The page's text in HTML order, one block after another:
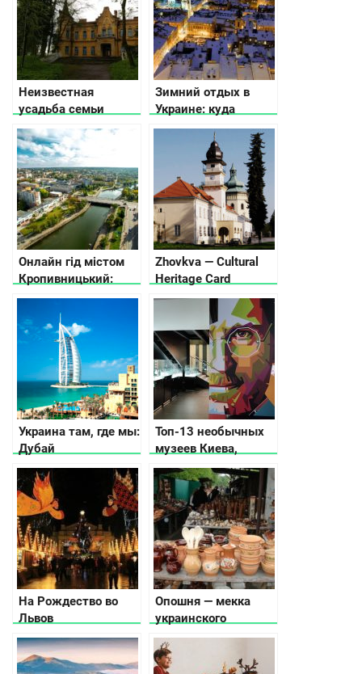
Неизвестная
усадьба семьи
Терещенко в
Житомирской
области
Зимний отдых в
Украине: куда
поехать в январе
Онлайн гід містом
Кропивницький:
куди піти та що
подивитися
Zhovkva — Cultural
Heritage Card
Украина там, где мы:
Дубай
Топ-13 необычных
музеев Киева,
которые вас удивят
На Рождество во
Львов
Опошня — мекка
украинского
гончарства